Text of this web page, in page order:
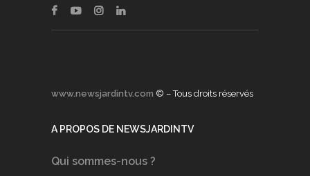
www.newsjardintv.com © – Tous droits réservés
A PROPOS DE NEWSJARDINTV
Qui sommes-nous ?